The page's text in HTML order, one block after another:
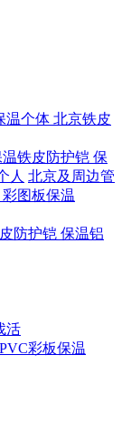
温个体 北京铁皮
铁皮防护铠 保
人 北京及周边管
图板保温
防护铠 保温铝
活
彩板保温